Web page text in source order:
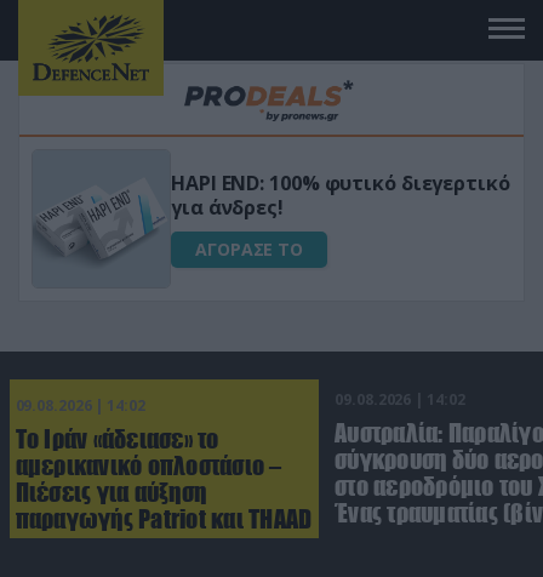
Μεταμόρφωσε τον κήπο σου με το
Ultra Box Μίνι Αλυσοπρίονο με
μπαταρία λιθίου
ΑΓΟΡΑΣΕ ΤΟ
09.08.2026 | 14:02
Το Ιράν «άδειασε» το
αμερικανικό οπλοστάσιο –
Πιέσεις για αύξηση
παραγωγής Patriot και THAAD
09.08.2026 | 14:02
Αυστραλία: Παραλίγο
σύγκρουση δύο
στο αεροδρόμιο του
Ένας τραυματίας